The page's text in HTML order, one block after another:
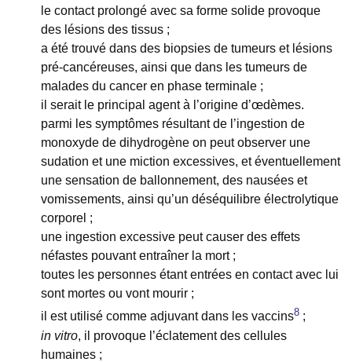
le contact prolongé avec sa forme solide provoque
des lésions des tissus ;
a été trouvé dans des biopsies de tumeurs et lésions
pré-cancéreuses, ainsi que dans les tumeurs de
malades du cancer en phase terminale ;
il serait le principal agent à l’origine d’œdèmes.
parmi les symptômes résultant de l’ingestion de
monoxyde de dihydrogène on peut observer une
sudation et une miction excessives, et éventuellement
une sensation de ballonnement, des nausées et
vomissements, ainsi qu’un déséquilibre électrolytique
corporel ;
une ingestion excessive peut causer des effets
néfastes pouvant entraîner la mort ;
toutes les personnes étant entrées en contact avec lui
sont mortes ou vont mourir ;
il est utilisé comme adjuvant dans les vaccins8 ;
in vitro, il provoque l’éclatement des cellules
humaines ;